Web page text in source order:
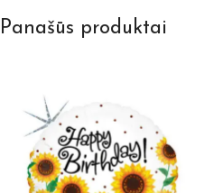
Panašūs produktai